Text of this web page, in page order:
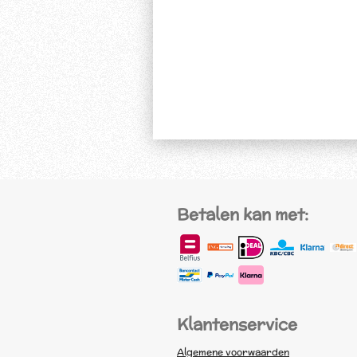
Betalen kan met:
Klantenservice
Algemene voorwaarden